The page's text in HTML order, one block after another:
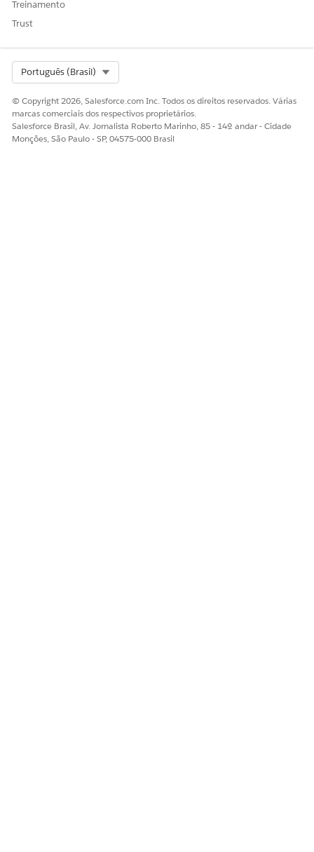
Treinamento
Trust
Português (Brasil)
© Copyright 2026, Salesforce.com Inc. Todos os direitos reservados. Várias
marcas comerciais dos respectivos proprietários.
Salesforce Brasil, Av. Jornalista Roberto Marinho, 85 - 14º andar - Cidade
Monções, São Paulo - SP, 04575-000 Brasil